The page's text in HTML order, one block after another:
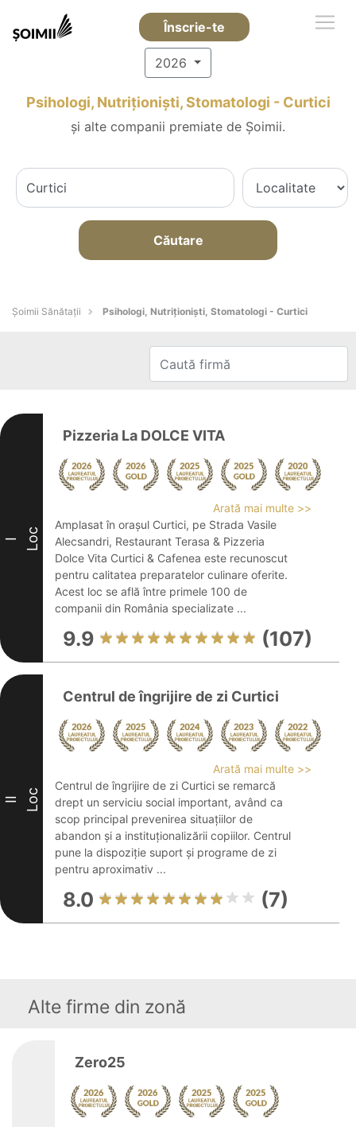
Înscrie-te
2026
Psihologi, Nutriționiști, Stomatologi - Curtici
și alte companii premiate de Șoimii.
Căutare
Şoimii Sănătații Psihologi, Nutriționiști, Stomatologi - Curtici
I Loc
Pizzeria La DOLCE VITA
Arată mai multe >>
Amplasat în orașul Curtici, pe Strada Vasile
Alecsandri, Restaurant Terasa & Pizzeria
Dolce Vita Curtici & Cafenea este recunoscut
pentru calitatea preparatelor culinare oferite.
Acest loc se află între primele 100 de
companii din România specializate ...
9.9 (107)
II Loc
Centrul de îngrijire de zi Curtici
Arată mai multe >>
Centrul de îngrijire de zi Curtici se remarcă
drept un serviciu social important, având ca
scop principal prevenirea situațiilor de
abandon și a instituționalizării copiilor. Centrul
pune la dispoziție suport și programe de zi
pentru aproximativ ...
8.0 (7)
Alte firme din zonă
Zero25